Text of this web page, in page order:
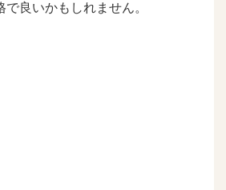
良いかもしれません。